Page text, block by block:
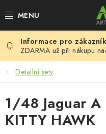
na
BLOG
SUMMER DAYS
WARHAMMER
ASK PRODUKTY
ZDARMA už při nákupu
Detailní sety
1/48 Jaguar
KITTY HAWK